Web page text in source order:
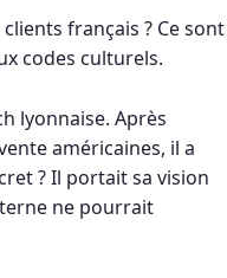
français ? Ce sont
codes culturels.
lyonnaise. Après
américaines, il a
? Il portait sa vision
ne pourrait